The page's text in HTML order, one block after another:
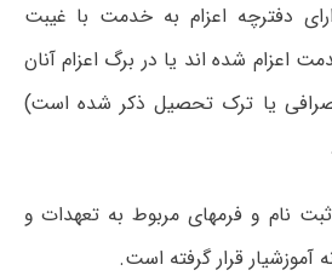
دفترچه اعزام به خدمت با غیبت
اعزام شده اند یا در برگ اعزام آنان
یا ترک تحصیل ذکر شده است)
نام و فرمهای مربوط به تعهدات و
آموزشیار قرار گرفته است.